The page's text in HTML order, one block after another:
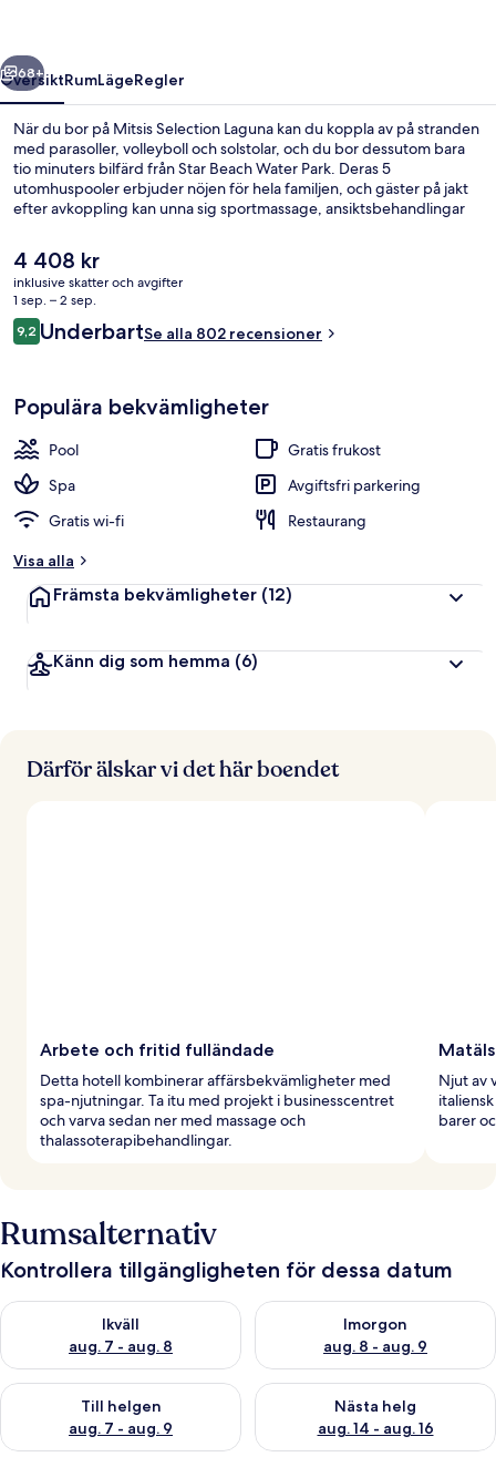
Nästa
68+
ÖversiktRumLägeRegler
När du bor på Mitsis Selection Laguna kan du koppla av på stranden
med parasoller, volleyboll och solstolar, och du bor dessutom bara
tio minuters bilfärd från Star Beach Water Park. Deras 5
utomhuspooler erbjuder nöjen för hela familjen, och gäster på jakt
efter avkoppling kan unna sig sportmassage, ansiktsbehandlingar
restauranger, specialiserar sig på lokala rätter och serverar frukost,
lunch och middag. Detta hotell i lyxstil erbjuder även gäster tillgång
till 5 barer/lounger, en gratis barnklubb och en bar vid poolen. Den
hjälpsamma personalen och den generella standarden brukar få
höga betyg av våra resenärer.
Det
nuvarande
priset
är
4 408 kr
4 408 kr
inklusive skatter och avgifter
1 sep. – 2 sep.
Recensioner
9,29,2 av 10,
UnderbartSe alla 802 recensioner
Populära bekvämligheter
Pool
Gratis frukost
Spa
Avgiftsfri parkering
Gratis wi-fi
Restaurang
Visa alla
Främsta bekvämligheter (12)
Känn dig som hemma (6)
Därför älskar vi det här boendet
Arbete och fritid fulländade
Detta hotell kombinerar affärsbekvämligheter med
spa-njutningar. Ta itu med projekt i businesscentret
och varva sedan ner med massage och
thalassoterapibehandlingar.
Njut av
barer
Rumsalternativ
Kontrollera tillgängligheten för dessa datum
Ikväll
aug. 7 - aug. 8
Kontrollera tillgängligheten för ikväll aug. 7 - aug. 8
Imorgon
aug. 8 - aug. 9
Kontrollera tillgängligheten
Till helgen
aug. 7 - aug. 9
Kontrollera tillgängligheten för den här helgen aug. 7 - aug. 9
Nästa helg
aug. 14 - aug. 16
Kontrollera tillgängligheten